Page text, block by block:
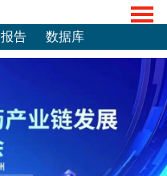
报告 数据库